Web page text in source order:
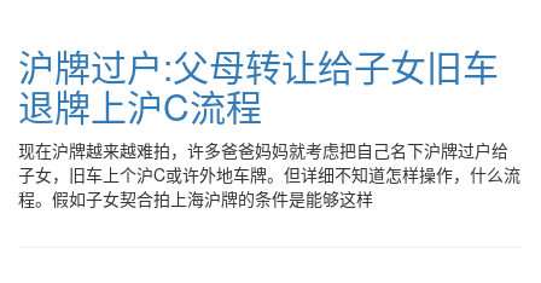
沪牌过户:父母转让给子女旧车
退牌上沪C流程
现在沪牌越来越难拍，许多爸爸妈妈就考虑把自己名下沪牌过户给
子女，旧车上个沪C或许外地车牌。但详细不知道怎样操作，什么流
程。假如子女契合拍上海沪牌的条件是能够这样